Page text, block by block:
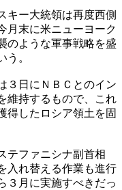
キー大統領は再度西側
月末に米ニューヨーク
のような軍事戦略を盛
う。
３日にＮＢＣとのイン
維持するもので、これ
得したロシア領土を固
テファニシナ副首相
入れ替える作業も進行
３月に実施すべきだっ